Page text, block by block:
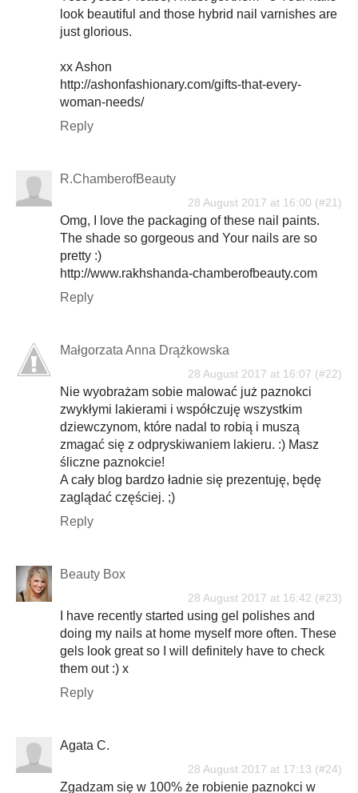
look beautiful and those hybrid nail varnishes are
just glorious.
xx Ashon
http://ashonfashionary.com/gifts-that-every-
woman-needs/
Reply
R.ChamberofBeauty
28 August 2017 at 16:00
Omg, I love the packaging of these nail paints.
The shade so gorgeous and Your nails are so
pretty :)
http://www.rakhshanda-chamberofbeauty.com
Reply
Małgorzata Anna Drążkowska
28 August 2017 at 16:07
Nie wyobrażam sobie malować już paznokci
zwykłymi lakierami i współczuję wszystkim
dziewczynom, które nadal to robią i muszą
zmagać się z odpryskiwaniem lakieru. :) Masz
śliczne paznokcie!
A cały blog bardzo ładnie się prezentuję, będę
zaglądać częściej. ;)
Reply
Beauty Box
28 August 2017 at 16:42
I have recently started using gel polishes and
doing my nails at home myself more often. These
gels look great so I will definitely have to check
them out :) x
Reply
Agata C.
28 August 2017 at 17:13
Zgadzam się w 100% że robienie paznokci w